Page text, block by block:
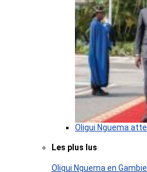
Oligui Nguema
Les plus lus
Oligui Nguema en